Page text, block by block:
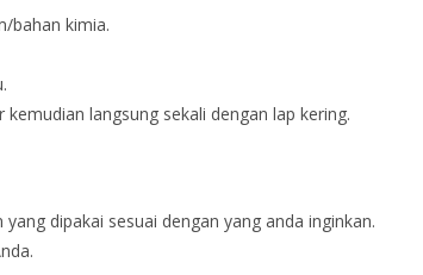
bahan kimia.
langsung sekali dengan lap kering.
dipakai sesuai dengan yang anda inginkan.